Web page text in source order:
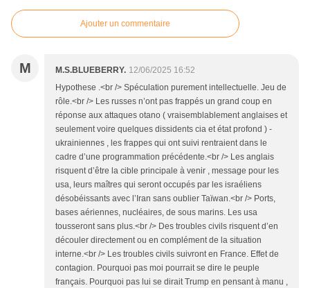
Ajouter un commentaire
M M.S.BLUEBERRY. 12/06/2025 16:52
Hypothese .<br /> Spéculation purement intellectuelle. Jeu de
rôle.<br /> Les russes n’ont pas frappés un grand coup en
réponse aux attaques otano ( vraisemblablement anglaises et
seulement voire quelques dissidents cia et état profond ) -
ukrainiennes , les frappes qui ont suivi rentraient dans le
cadre d’une programmation précédente.<br /> Les anglais
risquent d’être la cible principale à venir , message pour les
usa, leurs maîtres qui seront occupés par les israéliens
désobéissants avec l’Iran sans oublier Taïwan.<br /> Ports,
bases aériennes, nucléaires, de sous marins. Les usa
tousseront sans plus.<br /> Des troubles civils risquent d’en
découler directement ou en complément de la situation
interne.<br /> Les troubles civils suivront en France. Effet de
contagion. Pourquoi pas moi pourrait se dire le peuple
français. Pourquoi pas lui se dirait Trump en pensant à manu ,